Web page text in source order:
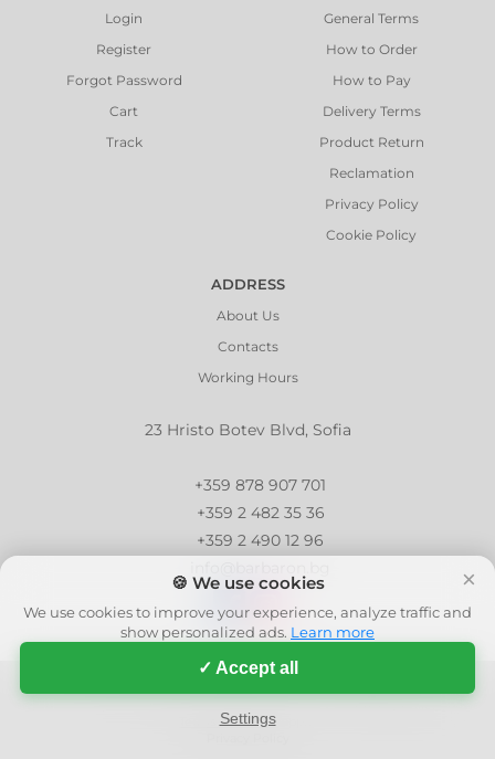
Login
Register
Forgot Password
Cart
Track
General Terms
How to Order
How to Pay
Delivery Terms
Product Return
Reclamation
Privacy Policy
Cookie Policy
ADDRESS
About Us
Contacts
Working Hours
23 Hristo Botev Blvd, Sofia
+359 878 907 701
+359 2 482 35 36
+359 2 490 12 96
Terms of Service
×
🍪 We use cookies
We use cookies to improve your experience, analyze traffic and
show personalized ads. Learn more
✓ Accept all
Settings